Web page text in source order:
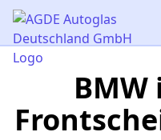
AGDE Autoglas
BMW